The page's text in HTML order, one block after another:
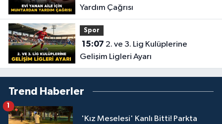
Yardım Çağrısı
Spor
15:07
Gelişim Ligleri Ayarı
Trend Haberler
'Kız Meselesi' Kanlı Bitti! Parkta
1